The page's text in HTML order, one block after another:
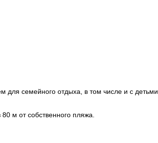
для семейного отдыха, в том числе и с детьми.
м от собственного пляжа.